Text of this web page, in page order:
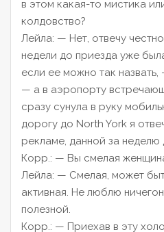
в этом какая-то мистика
колдовство?
Лейла: — Нет, отвечу
недели до приезда уже
если ее можно так
— а в аэропорту
сразу сунула в руку
дорогу до North York я
рекламе, данной за неделю
Корр.: — Вы смелая
Лейла: — Смелая, может
активная. Не люблю
полезной.
Корр.: — Приехав в эту